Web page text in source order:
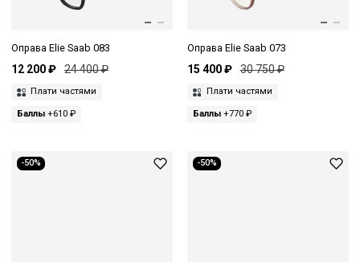
Оправа Elie Saab 083
12 200 ₽ 24 400 ₽
Плати частями
Баллы +610 ₽
Оправа Elie Saab 073
15 400 ₽ 30 750 ₽
Плати частями
Баллы+770 ₽
-50% -50%